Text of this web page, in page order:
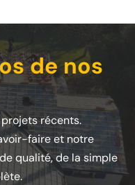
de nos
récents.
faire et notre
qualité, de la simple